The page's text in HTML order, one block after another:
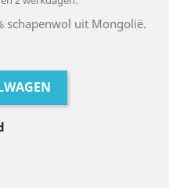
schapenwol uit Mongolië.